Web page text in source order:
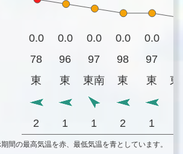
0.0 0.0 0.0 0.0 0.0
78
96 97 98 97
東
東 東南 東 東 東
2 1 1 2 1
間の最高気温を赤、最低気温を青としています。